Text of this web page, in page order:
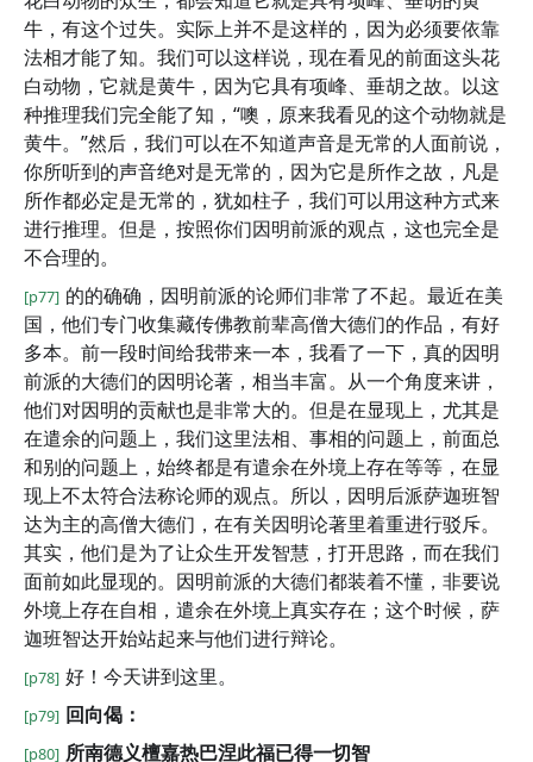
牛，有这个过失。实际上并不是这样的，因为必须要依靠
法相才能了知。我们可以这样说，现在看见的前面这头花
白动物，它就是黄牛，因为它具有项峰、垂胡之故。以这
种推理我们完全能了知，“噢，原来我看见的这个动物就是
黄牛。”然后，我们可以在不知道声音是无常的人面前说，
你所听到的声音绝对是无常的，因为它是所作之故，凡是
所作都必定是无常的，犹如柱子，我们可以用这种方式来
进行推理。但是，按照你们因明前派的观点，这也完全是
不合理的。
[p77] 的的确确，因明前派的论师们非常了不起。最近在美
国，他们专门收集藏传佛教前辈高僧大德们的作品，有好
多本。前一段时间给我带来一本，我看了一下，真的因明
前派的大德们的因明论著，相当丰富。从一个角度来讲，
他们对因明的贡献也是非常大的。但是在显现上，尤其是
在遣余的问题上，我们这里法相、事相的问题上，前面总
和别的问题上，始终都是有遣余在外境上存在等等，在显
现上不太符合法称论师的观点。所以，因明后派萨迦班智
达为主的高僧大德们，在有关因明论著里着重进行驳斥。
其实，他们是为了让众生开发智慧，打开思路，而在我们
面前如此显现的。因明前派的大德们都装着不懂，非要说
外境上存在自相，遣余在外境上真实存在；这个时候，萨
迦班智达开始站起来与他们进行辩论。
[p78] 好！今天讲到这里。
[p79] 回向偈：
[p80] 所南德义檀嘉热巴涅此福已得一切智